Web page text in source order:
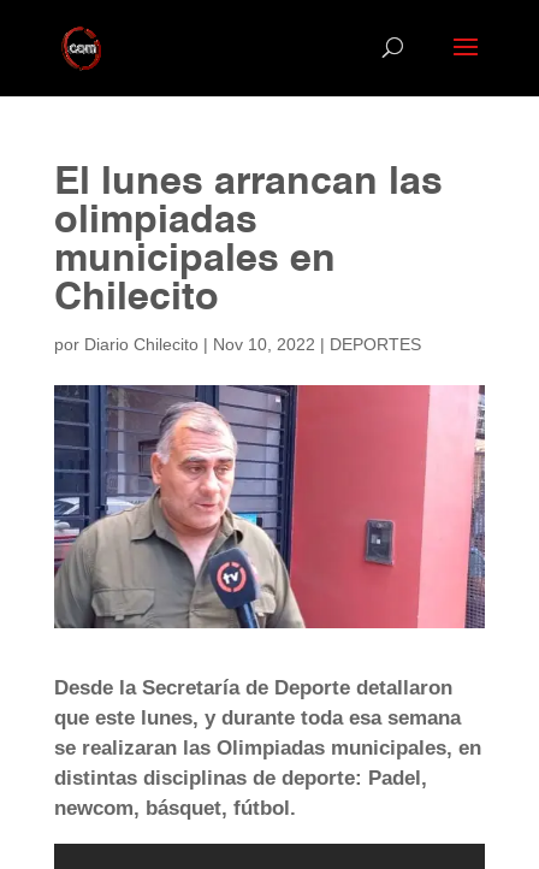
El lunes arrancan las
olimpiadas
municipales en
Chilecito
por Diario Chilecito| Nov 10, 2022 | DEPORTES
Desde la Secretaría de Deporte detallaron
que este lunes, y durante toda esa semana
se realizaran las Olimpiadas municipales, en
distintas disciplinas de deporte: Padel,
newcom, básquet, fútbol.